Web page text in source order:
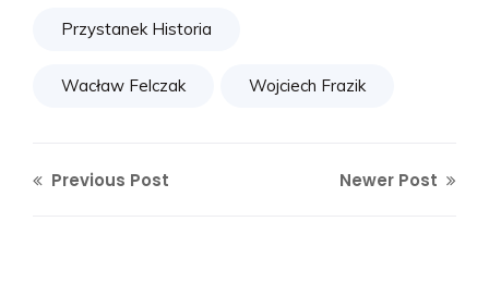
Przystanek Historia
Wacław Felczak Wojciech Frazik
Previous Post Newer Post